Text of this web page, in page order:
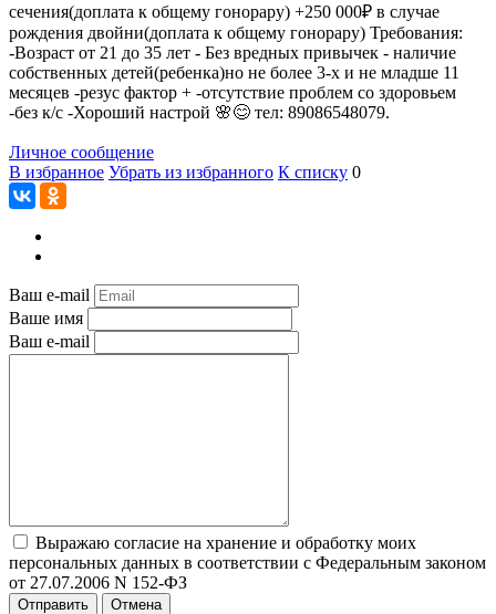
сечения(доплата к общему гонорару) +250 000₽ в случае
рождения двойни(доплата к общему гонорару) Требования:
-Возраст от 21 до 35 лет - Без вредных привычек - наличие
собственных детей(ребенка)но не более 3-х и не младше 11
месяцев -резус фактор + -отсутствие проблем со здоровьем
-без к/с -Хороший настрой 🌸😊 тел: 89086548079.
Личное сообщение
В избранное Убрать из избранного К списку 0
Ваш e-mail
Ваше имя
Ваш e-mail
Выражаю согласие на хранение и обработку моих
персональных данных в соответствии с Федеральным законом
от 27.07.2006 N 152-ФЗ
Отправить Отмена